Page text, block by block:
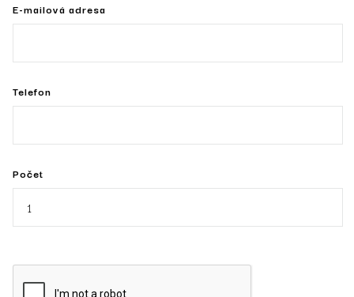
E-mailová adresa
Telefon
Počet